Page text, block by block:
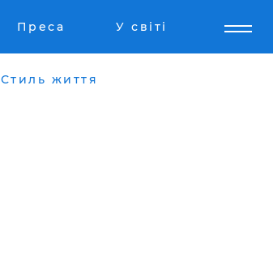
Преса У світі
Стиль життя